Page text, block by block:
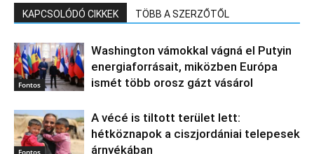
KAPCSOLÓDÓ CIKKEK TÖBB A SZERZŐTŐL
Fontos
Washington vámokkal vágná el Putyin
energiaforrásait, miközben Európa
ismét több orosz gázt vásárol
Fontos
A vécé is tiltott terület lett:
hétköznapok a ciszjordániai telepesek
árnyékában